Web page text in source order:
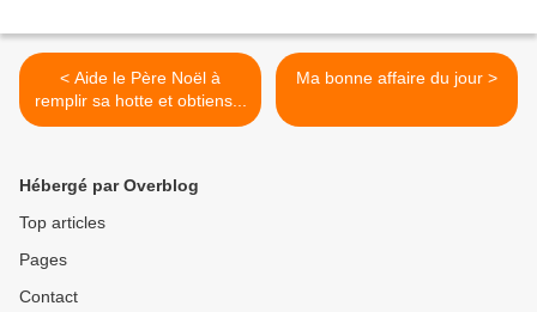
< Aide le Père Noël à
remplir sa hotte et obtiens...
Ma bonne affaire du jour >
Hébergé par Overblog
Top articles
Pages
Contact